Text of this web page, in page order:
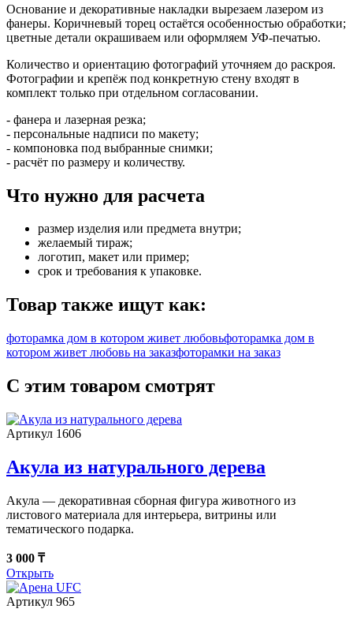
Основание и декоративные накладки вырезаем лазером из
фанеры. Коричневый торец остаётся особенностью обработки;
цветные детали окрашиваем или оформляем УФ-печатью.
Количество и ориентацию фотографий уточняем до раскроя.
Фотографии и крепёж под конкретную стену входят в
комплект только при отдельном согласовании.
- фанера и лазерная резка;
- персональные надписи по макету;
- компоновка под выбранные снимки;
- расчёт по размеру и количеству.
Что нужно для расчета
размер изделия или предмета внутри;
желаемый тираж;
логотип, макет или пример;
срок и требования к упаковке.
Товар также ищут как:
фоторамка дом в котором живет любовьфоторамка дом в
котором живет любовь на заказфоторамки на заказ
С этим товаром смотрят
Артикул 1606
Акула из натурального дерева
Акула — декоративная сборная фигура животного из
листового материала для интерьера, витрины или
тематического подарка.
3 000 ₸
Открыть
Артикул 965